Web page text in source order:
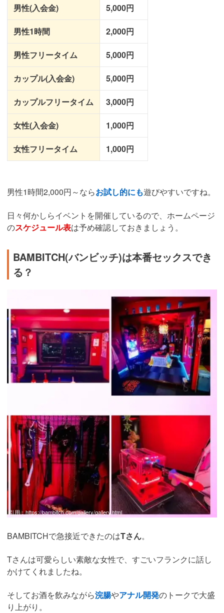
男性(入会金) 5,000円
男性1時間 2,000円
男性フリータイム 5,000円
カップル(入会金) 5,000円
カップルフリータイム 3,000円
女性(入会金) 1,000円
女性フリータイム 1,000円
男性1時間2,000円～ならお試し的にも遊びやすいですね。
日々何かしらイベントを開催しているので、ホームページ
のスケジュール表は予め確認しておきましょう。
BAMBITCH(バンビッチ)は本番セックスでき
る？
引用：https://bambitch.com/gallery/gallery.html
BAMBITCHで急接近できたのはTさん。
Tさんは可愛らしい素敵な女性で、すごいフランクに話し
かけてくれましたね。
そしてお酒を飲みながら浣腸やアナル開発のトークで大盛
り上がり。